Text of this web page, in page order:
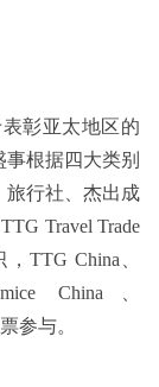
彰亚太地区的
根据四大类别
旅行社、杰出成
Travel Trade
TTG China、
China、
参与。